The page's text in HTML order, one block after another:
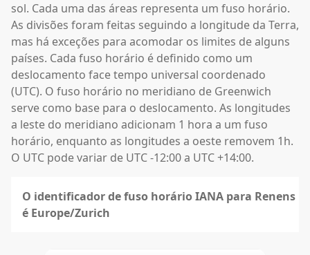
sol. Cada uma das áreas representa um fuso horário.
As divisões foram feitas seguindo a longitude da Terra,
mas há exceções para acomodar os limites de alguns
países. Cada fuso horário é definido como um
deslocamento face tempo universal coordenado
(UTC). O fuso horário no meridiano de Greenwich
serve como base para o deslocamento. As longitudes
a leste do meridiano adicionam 1 hora a um fuso
horário, enquanto as longitudes a oeste removem 1h.
O UTC pode variar de UTC -12:00 a UTC +14:00.
O identificador de fuso horário IANA para Renens
é Europe/Zurich